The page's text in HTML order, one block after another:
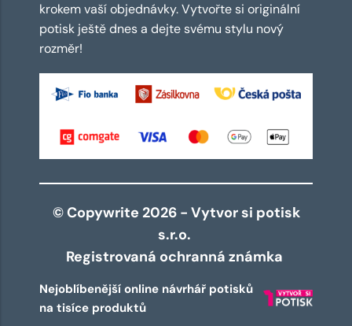
krokem vaší objednávky. Vytvořte si originální
potisk ještě dnes a dejte svému stylu nový
rozměr!
© Copywrite 2026 - Vytvor si potisk
s.r.o.
Registrovaná ochranná známka
Nejoblíbenější online návrhář potisků
na tisíce produktů